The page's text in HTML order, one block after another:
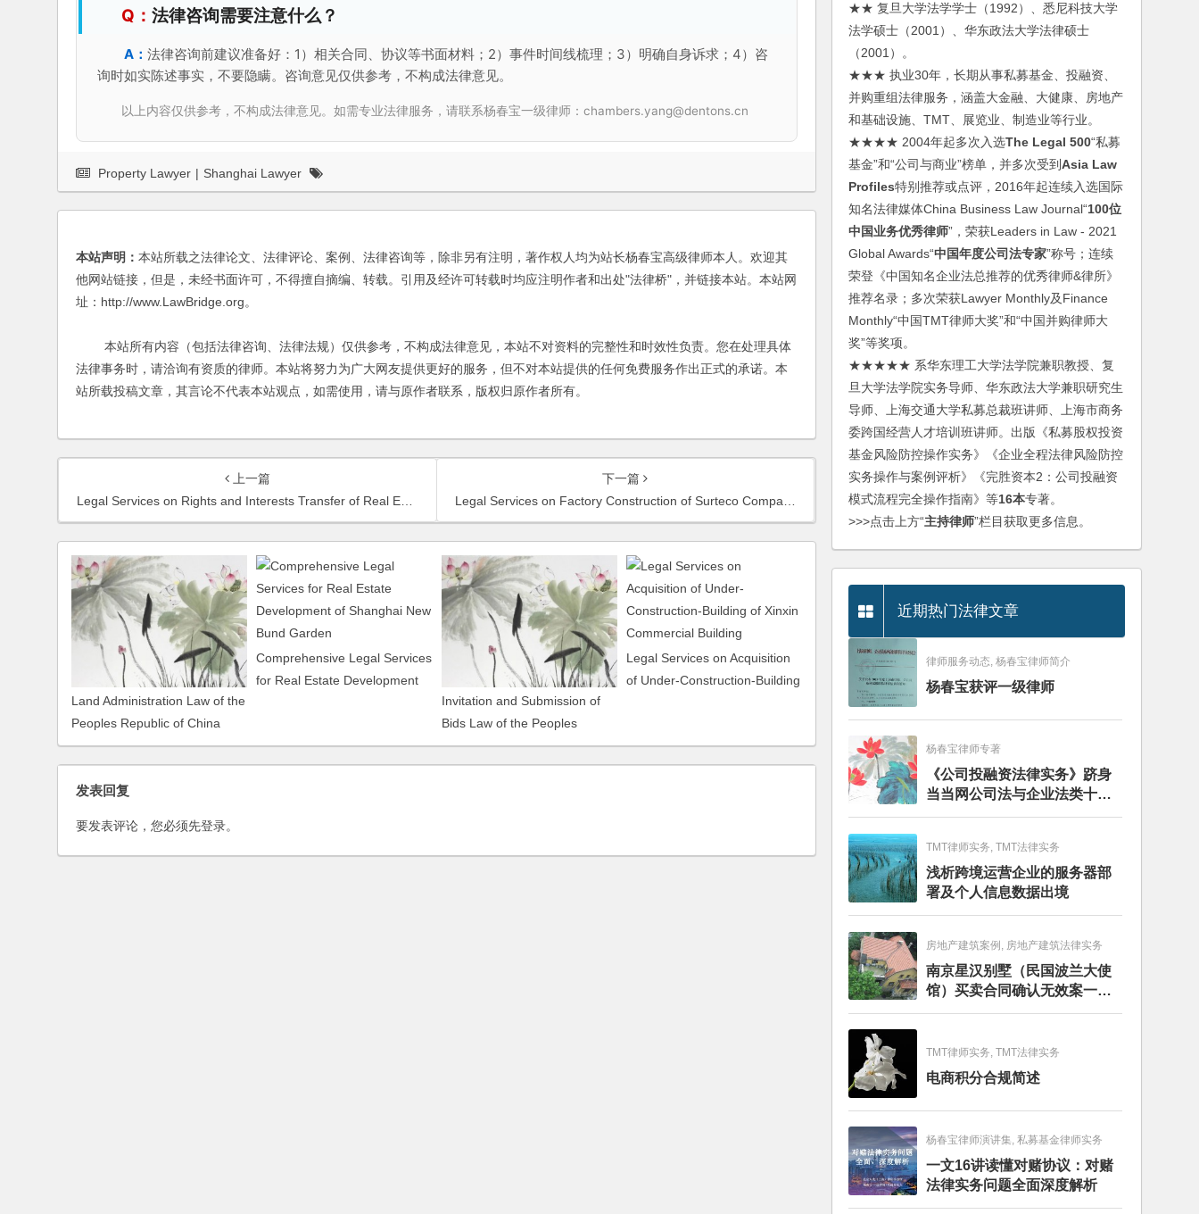
法律咨询需要注意什么？
法律咨询前建议准备好：1）相关合同、协议等书面材料；2）事件时间线梳理；3）明确自身诉求；4）咨
询时如实陈述事实，不要隐瞒。咨询意见仅供参考，不构成法律意见。
以上内容仅供参考，不构成法律意见。如需专业法律服务，请联系杨春宝一级律师：chambers.yang@dentons.cn
Property Lawyer | Shanghai Lawyer
本站声明： 本站所载之法律论文、法律评论、案例、法律咨询等，除非另有注明，著作权人均为站长杨春宝高级律师本人。欢迎其
他网站链接，但是，未经书面许可，不得擅自摘编、转载。引用及经许可转载时均应注明作者和出处"法律桥"，并链接本站。本站网
址：http://www.LawBridge.org。
本站所有内容（包括法律咨询、法律法规）仅供参考，不构成法律意见，本站不对资料的完整性和时效性负责。您在处理具体
法律事务时，请洽询有资质的律师。本站将努力为广大网友提供更好的服务，但不对本站提供的任何免费服务作出正式的承诺。本
站所载投稿文章，其言论不代表本站观点，如需使用，请与原作者联系，版权归原作者所有。
上一篇
Legal Services on Rights and Interests Transfer of Real Estate: Case of Wenhui-xinmin Newspaper Building
下一篇
Legal Services on Factory Construction of Surteco Company
Land Administration Law of the
Peoples Republic of China
Comprehensive Legal Services
for Real Estate Development
Invitation and Submission of
Bids Law of the Peoples
Republic of China
Legal Services on Acquisition
of Under-Construction-Building
发表回复
要发表评论，您必须先登录。
★★ 复旦大学法学学士（1992）、悉尼科技大学
法学硕士（2001）、华东政法大学法律硕士
（2001）。
★★★ 执业30年，长期从事私募基金、投融资、
并购重组法律服务，涵盖大金融、大健康、房地产
和基础设施、TMT、展览业、制造业等行业。
★★★★ 2004年起多次入选The Legal 500“私募
基金”和“公司与商业”榜单，并多次受到Asia Law
Profiles特别推荐或点评，2016年起连续入选国际
知名法律媒体China Business Law Journal“100位
中国业务优秀律师”，荣获Leaders in Law - 2021
Global Awards“中国年度公司法专家”称号；连续
荣登《中国知名企业法总推荐的优秀律师&律所》
推荐名录；多次荣获Lawyer Monthly及Finance
Monthly“中国TMT律师大奖”和“中国并购律师大
奖”等奖项。
★★★★★ 系华东理工大学法学院兼职教授、复
旦大学法学院实务导师、华东政法大学兼职研究生
导师、上海交通大学私募总裁班讲师、上海市商务
委跨国经营人才培训班讲师。出版《私募股权投资
基金风险防控操作实务》《企业全程法律风险防控
实务操作与案例评析》《完胜资本2：公司投融资
模式流程完全操作指南》等16本专著。
>>>点击上方“主持律师”栏目获取更多信息。
近期热门法律文章
律师服务动态, 杨春宝律师简介
杨春宝获评一级律师
杨春宝律师专著
《公司投融资法律实务》跻身
当当网公司法与企业法类十大
畅销图书榜
TMT律师实务, TMT法律实务
浅析跨境运营企业的服务器部
署及个人信息数据出境
房地产建筑案例, 房地产建筑法律实务
南京星汉别墅（民国波兰大使
馆）买卖合同确认无效案一审
判决书
TMT律师实务, TMT法律实务
电商积分合规简述
杨春宝律师演讲集, 私募基金律师实务
一文16讲读懂对赌协议：对赌
法律实务问题全面深度解析